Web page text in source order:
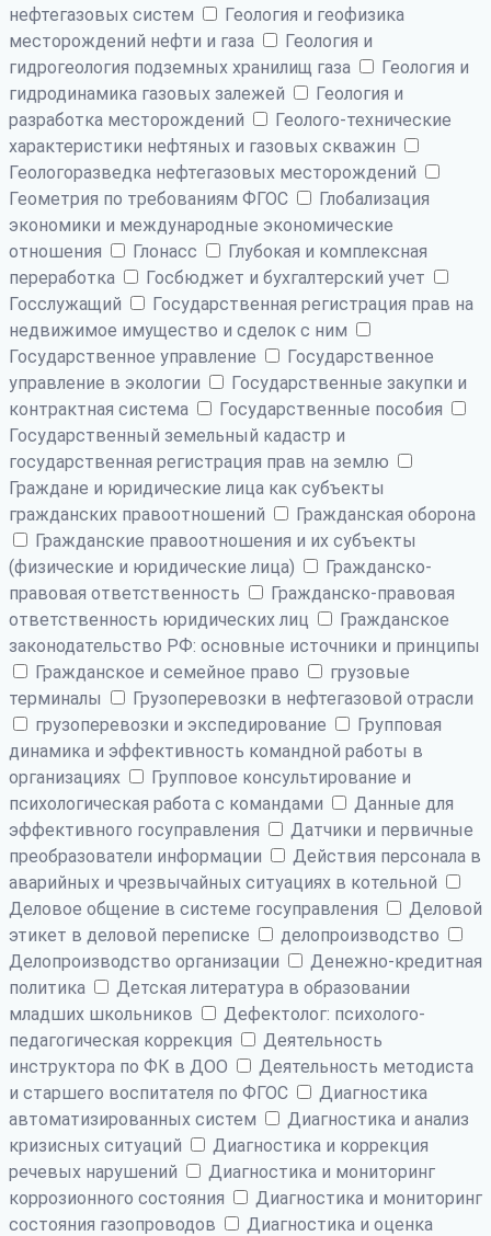
нефтегазовых систем
Геология и геофизика
месторождений нефти и газа
Геология и
гидрогеология подземных хранилищ газа
Геология и
гидродинамика газовых залежей
Геология и
разработка месторождений
Геолого-технические
характеристики нефтяных и газовых скважин
Геологоразведка нефтегазовых месторождений
Геометрия по требованиям ФГОС
Глобализация
экономики и международные экономические
отношения
Глонасс
Глубокая и комплексная
переработка
Госбюджет и бухгалтерский учет
Госслужащий
Государственная регистрация прав на
недвижимое имущество и сделок с ним
Государственное управление
Государственное
управление в экологии
Государственные закупки и
контрактная система
Государственные пособия
Государственный земельный кадастр и
государственная регистрация прав на землю
Граждане и юридические лица как субъекты
гражданских правоотношений
Гражданская оборона
Гражданские правоотношения и их субъекты
(физические и юридические лица)
Гражданско-
правовая ответственность
Гражданско-правовая
ответственность юридических лиц
Гражданское
законодательство РФ: основные источники и принципы
Гражданское и семейное право
грузовые
терминалы
Грузоперевозки в нефтегазовой отрасли
грузоперевозки и экспедирование
Групповая
динамика и эффективность командной работы в
организациях
Групповое консультирование и
психологическая работа с командами
Данные для
эффективного госуправления
Датчики и первичные
преобразователи информации
Действия персонала в
аварийных и чрезвычайных ситуациях в котельной
Деловое общение в системе госуправления
Деловой
этикет в деловой переписке
делопроизводство
Делопроизводство организации
Денежно-кредитная
политика
Детская литература в образовании
младших школьников
Дефектолог: психолого-
педагогическая коррекция
Деятельность
инструктора по ФК в ДОО
Деятельность методиста
и старшего воспитателя по ФГОС
Диагностика
автоматизированных систем
Диагностика и анализ
кризисных ситуаций
Диагностика и коррекция
речевых нарушений
Диагностика и мониторинг
коррозионного состояния
Диагностика и мониторинг
состояния газопроводов
Диагностика и оценка